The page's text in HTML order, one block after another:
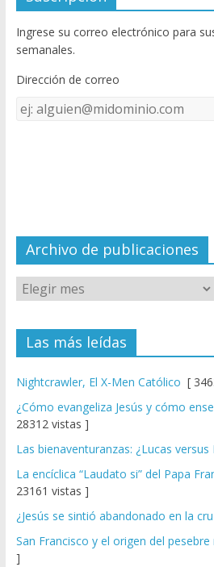
b
o
o
k
er T
u
e
C
el
Ingrese su correo electrónico para
semanales.
Dirección de correo
Dirección
de
Archivo de publicaciones
Las más leídas
Nightcrawler, El X-Men Católico [
¿Cómo evangeliza Jesús y cómo
28312 vistas ]
Las bienaventuranzas: ¿Lucas versus
La encíclica “Laudato si” del Papa
23161 vistas ]
¿Jesús se sintió abandonado en la
San Francisco y el origen del pesebre
]